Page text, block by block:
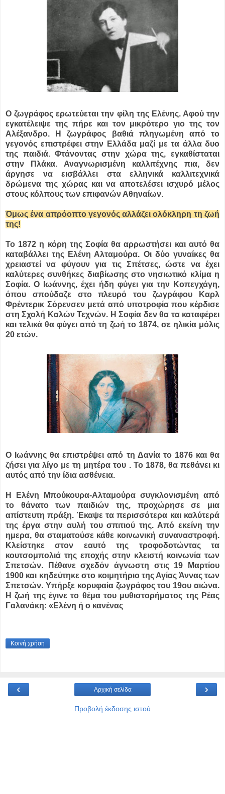
Ο ζωγράφος ερωτεύεται την φίλη της Ελένης. Αφού την
εγκατέλειψε της πήρε και τον μικρότερο γιο της τον
Αλέξανδρο. Η ζωγράφος βαθιά πληγωμένη από το
γεγονός επιστρέφει στην Ελλάδα μαζί με τα άλλα δυο
της παιδιά. Φτάνοντας στην χώρα της, εγκαθίσταται
στην Πλάκα. Αναγνωρισμένη καλλιτέχνης πια, δεν
άργησε να εισβάλλει στα ελληνικά καλλιτεχνικά
δρώμενα της χώρας και να αποτελέσει ισχυρό μέλος
στους κόλπους των επιφανών Αθηναίων.
Όμως ένα απρόοπτο γεγονός αλλάζει ολόκληρη τη ζωή
της!
Το 1872 η κόρη της Σοφία θα αρρωστήσει και αυτό θα
καταβάλλει της Ελένη Αλταμούρα. Οι δύο γυναίκες θα
χρειαστεί να φύγουν για τις Σπέτσες, ώστε να έχει
καλύτερες συνθήκες διαβίωσης στο νησιωτικό κλίμα η
Σοφία. Ο Ιωάννης, έχει ήδη φύγει για την Κοπεγχάγη,
όπου σπούδαζε στο πλευρό του ζωγράφου Καρλ
Φρέντερικ Σόρενσεν μετά από υποτροφία που κέρδισε
στη Σχολή Καλών Τεχνών. Η Σοφία δεν θα τα καταφέρει
και τελικά θα φύγει από τη ζωή το 1874, σε ηλικία μόλις
20 ετών.
Ο Ιωάννης θα επιστρέψει από τη Δανία το 1876 και θα
ζήσει για λίγο με τη μητέρα του . Το 1878, θα πεθάνει κι
αυτός από την ίδια ασθένεια.
Η Ελένη Μπούκουρα-Αλταμούρα συγκλονισμένη από
το θάνατο των παιδιών της, προχώρησε σε μια
απίστευτη πράξη. Έκαψε τα περισσότερα και καλύτερά
της έργα στην αυλή του σπιτιού της. Από εκείνη την
ημερα, θα σταματούσε κάθε κοινωνική συναναστροφή.
Κλείστηκε στον εαυτό της τροφοδοτώντας τα
κουτσομπολιά της εποχής στην κλειστή κοινωνία των
Σπετσών. Πέθανε σχεδόν άγνωστη στις 19 Μαρτίου
1900 και κηδεύτηκε στο κοιμητήριο της Αγίας Άννας των
Σπετσών. Υπήρξε κορυφαία ζωγράφος του 19ου αιώνα.
Η ζωή της έγινε το θέμα του μυθιστορήματος της Ρέας
Γαλανάκη: «Ελένη ή ο κανένας
Κοινή χρήση
‹ ›
Αρχική σελίδα
Προβολή έκδοσης ιστού